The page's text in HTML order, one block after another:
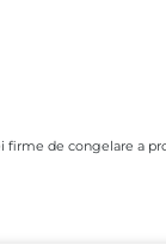
firme de congelare a